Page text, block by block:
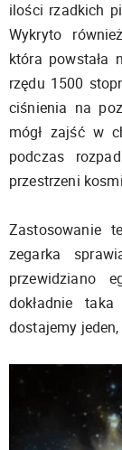
ilości rzadkich
Wykryto
która powstała
rzędu 1500
ciśnienia na
mógł zajść w
podczas
przestrzeni
Zastosowanie
zegarka
przewidziano
dokładnie
dostajemy